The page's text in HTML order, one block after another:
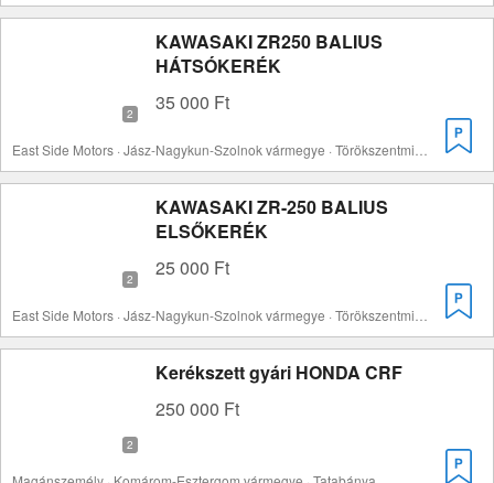
KAWASAKI ZR250 BALIUS
HÁTSÓKERÉK
35 000 Ft
KAWASAKI ZR-250 BALIUS
ELSŐKERÉK
25 000 Ft
Kerékszett gyári HONDA CRF
250 000 Ft